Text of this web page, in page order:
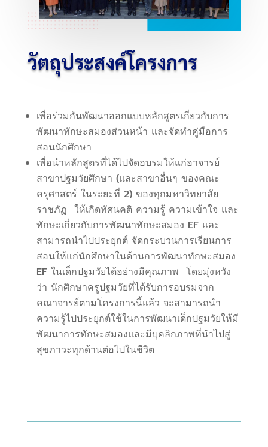
วัตถุประสงค์โครงการ
เพื่อร่วมกันพัฒนาออกแบบหลักสูตรเกี่ยวกับการ
พัฒนาทักษะสมองส่วนหน้า และจัดทำคู่มือการ
สอนนักศึกษา
เพื่อนำหลักสูตรที่ได้ไปจัดอบรมให้แก่อาจารย์
สาขาปฐมวัยศึกษา (และสาขาอื่นๆ ของคณะ
ครุศาสตร์ ในระยะที่ 2) ของทุกมหาวิทยาลัย
ราชภัฏ ให้เกิดทัศนคติ ความรู้ ความเข้าใจ และ
ทักษะเกี่ยวกับการพัฒนาทักษะสมอง EF และ
สามารถนำไปประยุกต์ จัดกระบวนการเรียนการ
สอนให้แก่นักศึกษาในด้านการพัฒนาทักษะสมอง
EFในเด็กปฐมวัยได้อย่างมีคุณภาพ โดยมุ่งหวัง
ว่า นักศึกษาครูปฐมวัยที่ได้รับการอบรมจาก
คณาจารย์ตามโครงการนี้แล้ว จะสามารถนำ
ความรู้ไปประยุกต์ใช้ในการพัฒนาเด็กปฐมวัยให้มี
พัฒนาการทักษะสมองและมีบุคลิกภาพที่นำไปสู่
สุขภาวะทุกด้านต่อไปในชีวิต